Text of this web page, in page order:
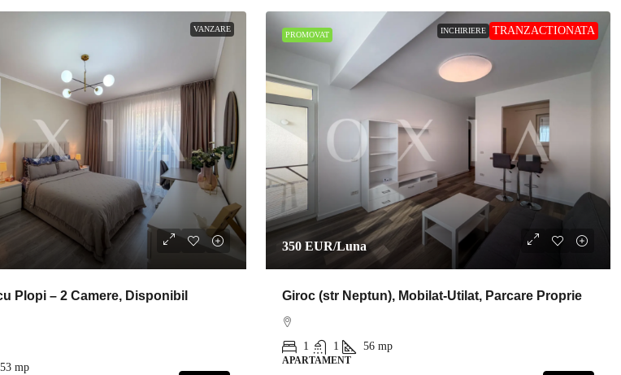
VANZARE
Plopi – 2 Camere, Disponibil
53 mp
PROMOVAT INCHIRIERE TRANZACTIONATA
350 EUR/Luna
Giroc (str Neptun), Mobilat-Utilat, Parcare Proprie
1 1 56 mp
APARTAMENT